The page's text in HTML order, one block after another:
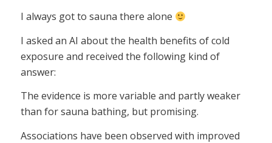
I always got to sauna there alone
I asked an AI about the health benefits of cold
exposure and received the following kind of
answer:
The evidence is more variable and partly weaker
than for sauna bathing, but promising.
Associations have been observed with improved